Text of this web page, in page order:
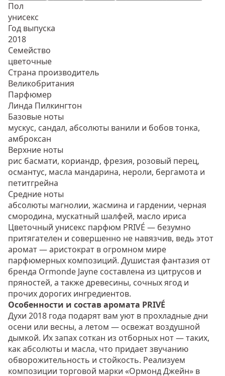
Пол
унисекс
Год выпуска
2018
Семейство
цветочные
Страна производитель
Великобритания
Парфюмер
Линда Пилкингтон
Базовые ноты
мускус, сандал, абсолюты ванили и бобов тонка,
амброксан
Верхние ноты
рис басмати, кориандр, фрезия, розовый перец,
османтус, масла мандарина, нероли, бергамота и
петитгрейна
Средние ноты
абсолюты магнолии, жасмина и гардении, черная
смородина, мускатный шалфей, масло ириса
Цветочный унисекс парфюм PRIVÉ — безумно
притягателен и совершенно не навязчив, ведь этот
аромат — аристократ в огромном мире
парфюмерных композиций. Душистая фантазия от
бренда Ormonde Jayne составлена из цитрусов и
пряностей, а также древесины, сочных ягод и
прочих дорогих ингредиентов.
Особенности и состав аромата PRIVÉ
Духи 2018 года подарят вам уют в прохладные дни
осени или весны, а летом — освежат воздушной
дымкой. Их запах соткан из отборных нот — таких,
как абсолюты и масла, что придает звучанию
обворожительность и стойкость. Реализуем
композиции торговой марки «Ормонд Джейн» в